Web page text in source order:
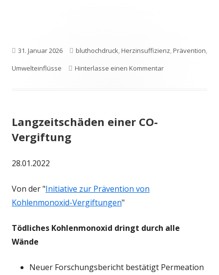
Veröffentlicht
am
31. Januar 2026 Schlagwörter
bluthochdruck,Herzinsuffizienz,Prävention,
Umwelteinflüsse
Hinterlasse einen Kommentarzu
Langzeitschäden einer CO-
Vergiftung
28.01.2022
Von der "Initiative zur Prävention von
Kohlenmonoxid-Vergiftungen"
Tödliches Kohlenmonoxid dringt durch alle
Wände
Neuer Forschungsbericht bestätigt Permeation